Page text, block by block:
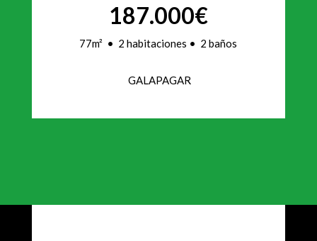
187.000€
77m² • 2 habitaciones • 2 baños
GALAPAGAR